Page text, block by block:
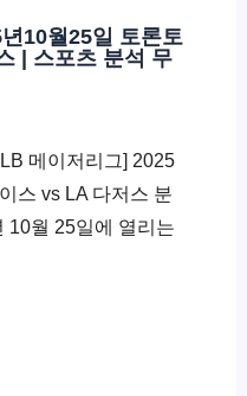
10월25일 토론토
| 스포츠 분석 무
메이저리그] 2025
스 vs LA 다저스 분
10월 25일에 열리는